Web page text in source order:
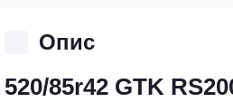
Опис
520/85r42 GTK